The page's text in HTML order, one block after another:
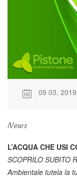
09 03, 2019
News
L’ACQUA CHE USI
SCOPRILO SUBITO
Ambientale tutela la